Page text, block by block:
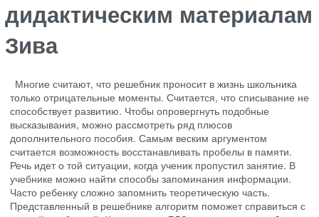
дидактическим материалам
Зива
Многие считают, что решебник проносит в жизнь школьника
только отрицательные моменты. Считается, что списывание не
способствует развитию. Чтобы опровергнуть подобные
высказывания, можно рассмотреть ряд плюсов
дополнительного пособия. Самым веским аргументом
считается возможность восстанавливать пробелы в памяти.
Речь идет о той ситуации, когда ученик пропустил занятие. В
учебнике можно найти способы запоминания информации.
Часто ребенку сложно запомнить теоретическую часть.
Представленный в решебнике алгоритм поможет справиться с